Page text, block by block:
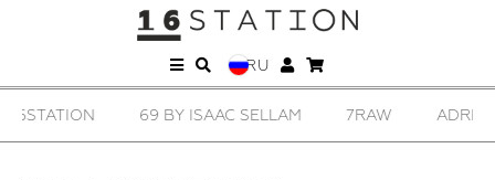
RU
69 BY ISAAC SELLAM 7RAW ADRIANA LACKO